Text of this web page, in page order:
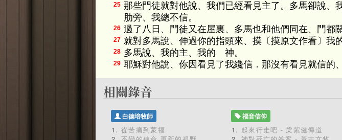
25 那些門徒就對他說、我們已經看見主了。多馬卻說、
肋旁、我總不信。
26 過了八日、門徒又在屋裏、多馬也和他們同在、門都
27 就對多馬說、伸過你的指頭來、摸〔摸原文作看〕我
28 多馬說、我的主、我的 神。
29 耶穌對他說、你因看見了我纔信．那沒有看見就信的
白德培牧師
從苦痛到蒙福
福音信仰
起來行走吧 - 梁紫健傳道